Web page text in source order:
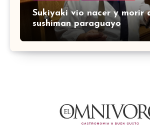
Sukiyaki vio nacer y morir
sushiman paraguayo